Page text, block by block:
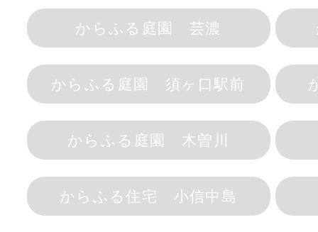
からふる庭園 芸濃
からふる庭園 須ヶ口駅前
からふる庭園 木曽川
からふる住宅 小信中島